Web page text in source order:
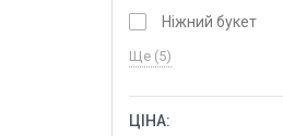
Ніжний букет
Ще (5)
ЦІНА: